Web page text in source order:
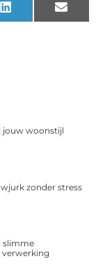
LinkedIn Email
jouw woonstijl
zonder stress
slimme
verwerking